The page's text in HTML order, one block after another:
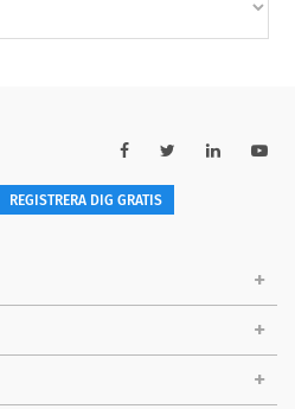
REGISTRERA DIG GRATIS